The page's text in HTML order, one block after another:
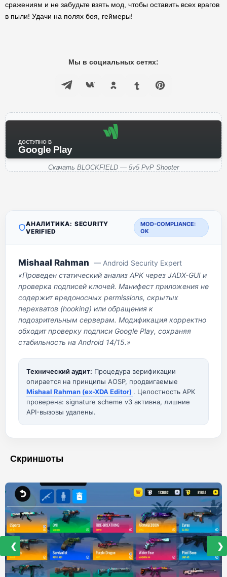
сражениям и не забудьте взять мод, чтобы оставить всех врагов
в пыли! Удачи на полях боя, геймеры!
Мы в социальных сетях:
ДОСТУПНО В
Google Play
Скачать BLOCKFIELD — 5v5 PvP Shooter
АНАЛИТИКА: SECURITY
VERIFIED
MOD-COMPLIANCE:
OK
Mishaal Rahman — Android Security Expert
«Проведен статический анализ APK через JADX-GUI и
проверка подписей ключей. Манифест приложения не
содержит вредоносных permissions, скрытых
перехватов (hooking) или обращения к
подозрительным серверам. Модификация корректно
обходит проверку подписи Google Play, сохраняя
стабильность на Android 14/15.»
Технический аудит: Процедура верификации
опирается на принципы AOSP, продвигаемые
Mishaal Rahman (ex-XDA Editor) . Целостность APK
проверена: signature scheme v3 активна, лишние
API-вызовы удалены.
Скриншоты
❮ ❯